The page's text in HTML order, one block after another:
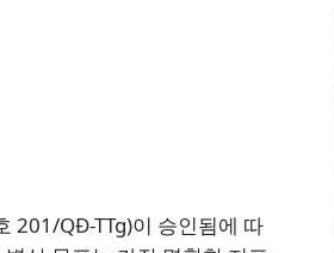
201/QĐ-TTg)이 승인됨에 따